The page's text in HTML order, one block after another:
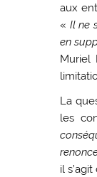
aux
« Il ne
en
Muriel
La
les
il